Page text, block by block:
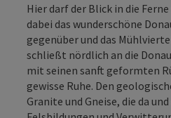
Hier darf der Blick in die
dabei das wunderschöne
gegenüber und das
schließt nördlich an die
mit seinen sanft geformten
gewisse Ruhe. Den
Granite und Gneise, die da